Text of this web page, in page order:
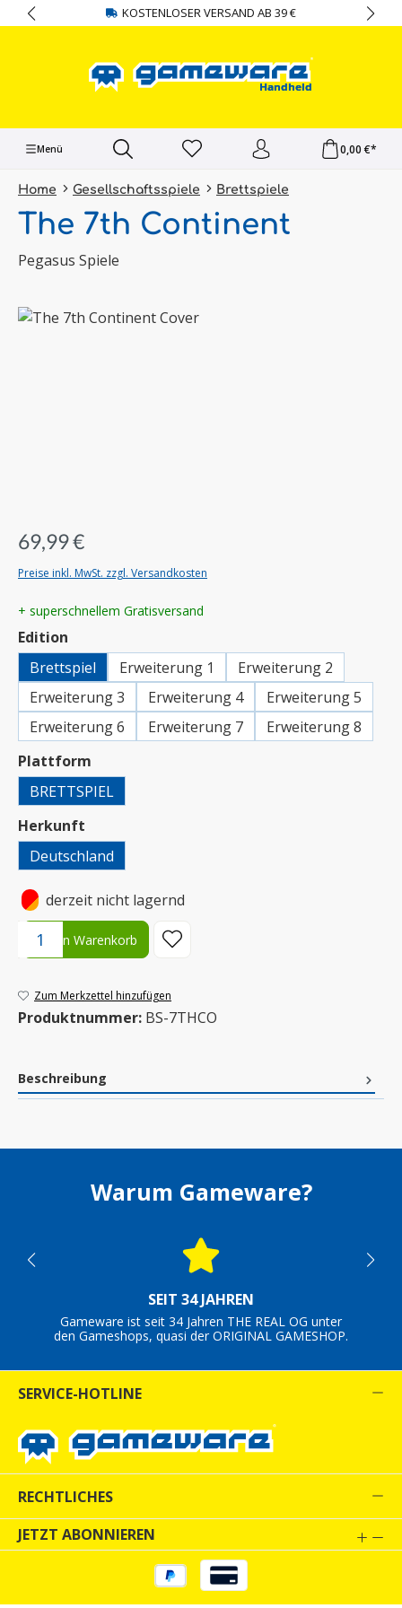
springen KOSTENLOSER VERSAND AB 39 €
Menü 0,00 €*
Home Gesellschaftsspiele Brettspiele
The 7th Continent
Pegasus Spiele
Bildergalerie überspringen
69,99 €
Preise inkl. MwSt. zzgl. Versandkosten
+ superschnellem Gratisversand
Edition
Brettspiel
Erweiterung 1
Erweiterung 2
Erweiterung 3
Erweiterung 4
Erweiterung 5
Erweiterung 6
Erweiterung 7
Erweiterung 8
Plattform
BRETTSPIEL
Herkunft
Deutschland
• derzeit nicht lagernd
Produkt Anzahl: Gib den gewünschten Wert ein oder benutze
In den Warenkorb
Zum Merkzettel hinzufügen
Produktnummer: BS-7THCO
Beschreibung
Warum Gameware?
SEIT 34 JAHREN
Gameware ist seit 34 Jahren THE REAL OG unter
den Gameshops, quasi der ORIGINAL GAMESHOP.
SERVICE-HOTLINE
RECHTLICHES
JETZT ABONNIEREN